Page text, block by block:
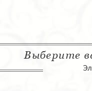
Выберите